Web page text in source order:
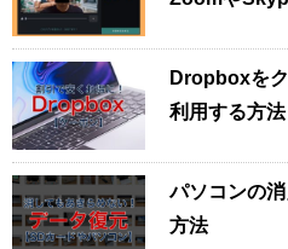
Dropboxを
利用する方法
パソコンの
方法